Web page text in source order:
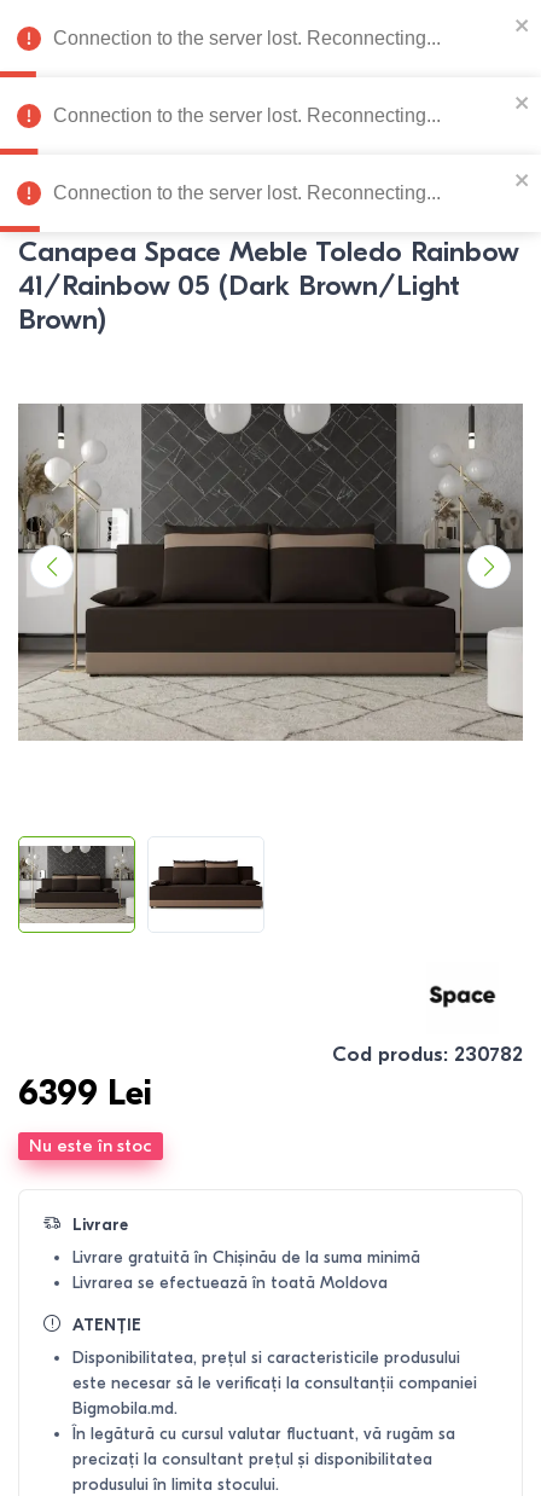
078 222 273 RU
Catalog de produse
0
Pagina principală Mobila moale Canapele Canapele
Canapea Space Meble Toledo Rainbow
41/Rainbow 05 (Dark Brown/Light
Brown)
Cod produs: 230782
6399 Lei
Nu este în stoc
Livrare
Livrare gratuită în Chișinău de la suma minimă
Livrarea se efectuează în toată Moldova
ATENȚIE
Disponibilitatea, prețul si caracteristicile produsului
este necesar să le verificați la consultanții companiei
Bigmobila.md.
În legătură cu cursul valutar fluctuant, vă rugăm sa
precizați la consultant prețul și disponibilitatea
produsului în limita stocului.
Connection to the server lost. Reconnecting...
Connection to the server lost. Reconnecting...
Connection to the server lost. Reconnecting...